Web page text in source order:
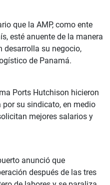
que la AMP, como ente
esté anuente de la manera
desarrolla su negocio,
de Panamá.
Ports Hutchison hicieron
su sindicato, en medio
mejores salarios y
anunció que
después de las tres